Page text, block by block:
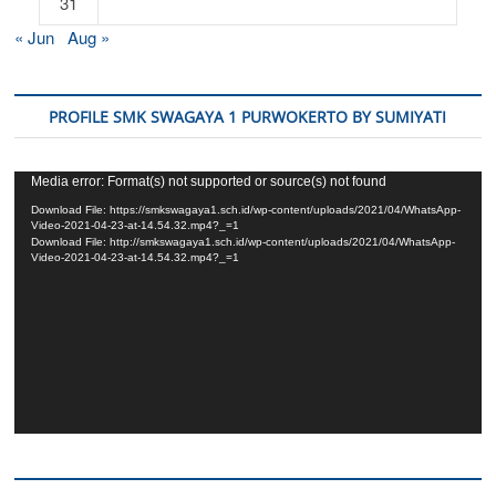
« Jun Aug »
PROFILE SMK SWAGAYA 1 PURWOKERTO BY SUMIYATI
Video
Player
Media error: Format(s) not supported or source(s) not found
Download File: https://smkswagaya1.sch.id/wp-content/uploads/2021/04/WhatsApp-
Video-2021-04-23-at-14.54.32.mp4?_=1
Download File: http://smkswagaya1.sch.id/wp-content/uploads/2021/04/WhatsApp-
Video-2021-04-23-at-14.54.32.mp4?_=1